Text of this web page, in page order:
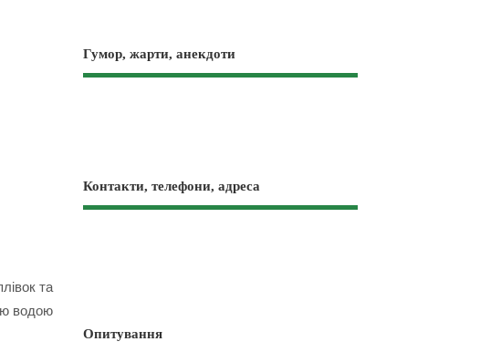
та
водою
Гумор, жарти, анекдоти
Контакти, телефони, адреса
Опитування